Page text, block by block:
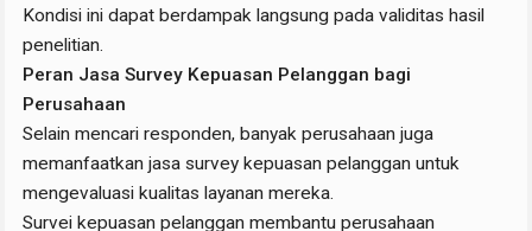
Kondisi ini dapat berdampak langsung pada validitas hasil
penelitian.
Peran Jasa Survey Kepuasan Pelanggan bagi
Perusahaan
Selain mencari responden, banyak perusahaan juga
memanfaatkan jasa survey kepuasan pelanggan untuk
mengevaluasi kualitas layanan mereka.
Survei kepuasan pelanggan membantu perusahaan